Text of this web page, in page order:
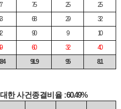
75 25
25
68 29
32
90 9
10
60 32
40
91.9 95 8.1
한 사건종결비율 : 60.49%